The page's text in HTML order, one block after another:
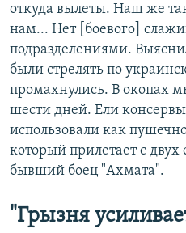
откуда вылеты. Наш же
нам... Нет [боевого]
подразделениями.
были стрелять по
промахнулись. В окопах
шести дней. Ели
использовали как
который прилетает с двух
бывший боец "Ахмата".
"Грызня